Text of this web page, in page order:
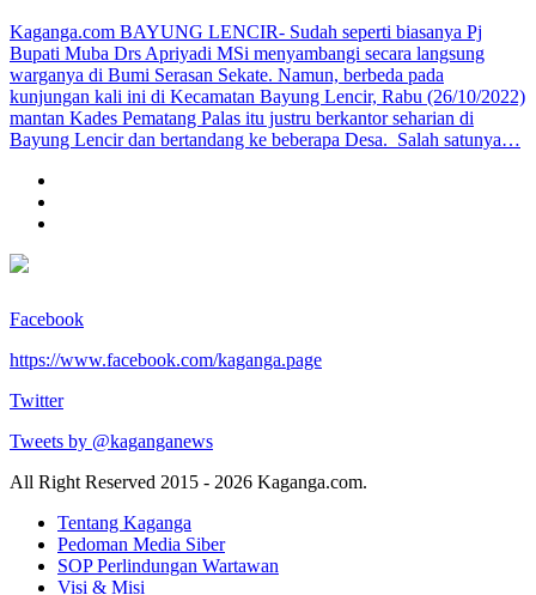
Kaganga.com BAYUNG LENCIR- Sudah seperti biasanya Pj
Bupati Muba Drs Apriyadi MSi menyambangi secara langsung
warganya di Bumi Serasan Sekate. Namun, berbeda pada
kunjungan kali ini di Kecamatan Bayung Lencir, Rabu (26/10/2022)
mantan Kades Pematang Palas itu justru berkantor seharian di
Bayung Lencir dan bertandang ke beberapa Desa. Salah satunya…
Facebook
https://www.facebook.com/kaganga.page
Twitter
Tweets by @kaganganews
All Right Reserved 2015 - 2026 Kaganga.com.
Tentang Kaganga
Pedoman Media Siber
SOP Perlindungan Wartawan
Visi & Misi